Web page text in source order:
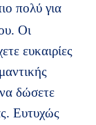
πολύ για
Οι
ευκαιρίες
δώσετε
Ευτυχώς